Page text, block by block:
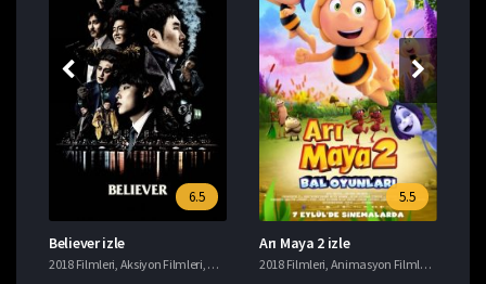
, Tavsiye Filmler
6.5
Believer izle
2018 Filmleri Aksiyon Filmleri Gerilim Filmleri,Suç Filmleri
5.5
Arı Maya 2 izle
2018 Filmleri Animasyon Filmleri